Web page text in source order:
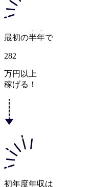
最初の半年
・・
で
282
万円以上
稼げる！
初年度年収は